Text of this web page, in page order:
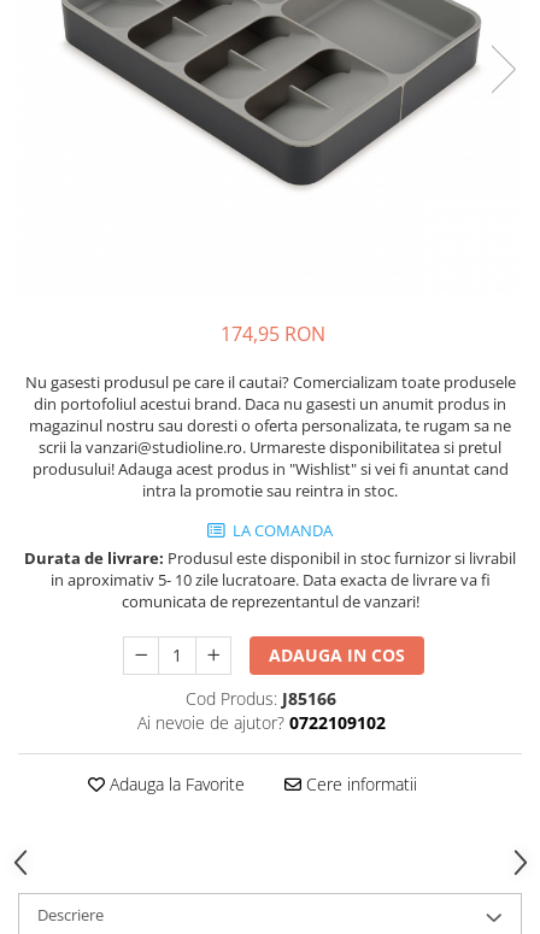
174,95 RON
Nu gasesti produsul pe care il cautai? Comercializam toate produsele
din portofoliul acestui brand. Daca nu gasesti un anumit produs in
magazinul nostru sau doresti o oferta personalizata, te rugam sa ne
scrii la vanzari@studioline.ro. Urmareste disponibilitatea si pretul
produsului! Adauga acest produs in "Wishlist" si vei fi anuntat cand
intra la promotie sau reintra in stoc.
LA COMANDA
Durata de livrare: Produsul este disponibil in stoc furnizor si livrabil
in aproximativ 5- 10 zile lucratoare. Data exacta de livrare va fi
comunicata de reprezentantul de vanzari!
ADAUGA IN COS
Cod Produs: J85166
Ai nevoie de ajutor? 0722109102
Adauga la Favorite Cere informatii
Descriere